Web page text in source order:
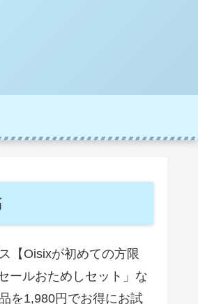
【Oisixが初めての方限
ールおためしセット」な
を1,980円でお得にお試